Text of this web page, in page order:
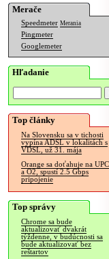
Merače
Speedmeter Merania
Pingmeter
Googlemeter
Hľadanie
Top články
Na Slovensku sa v tichosti
vypína ADSL v lokalitách s
VDSL, už 31. mája
Orange sa doťahuje na UPC
a O2, spustí 2.5 Gbps
pripojenie
Top správy
Chrome sa bude
aktualizovať dvakrát
týždenne, v budúcnosti sa
bude aktualizovať bez
reštartov